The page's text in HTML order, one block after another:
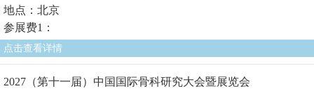
地点：北京
参展费1：
点击查看详情
2027（第十一届）中国国际骨科研究大会暨展览会